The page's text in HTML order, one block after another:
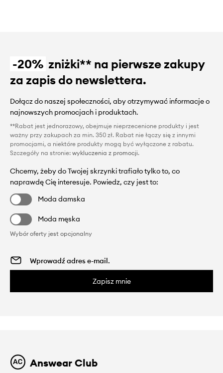
-20% zniżki** na pierwsze zakupy
za zapis do newslettera.
Dołącz do naszej społeczności, aby otrzymywać informacje o
najnowszych promocjach i produktach.
**Rabat jest jednorazowy, obejmuje nieprzecenione produkty i jest
ważny przy zakupach za min. 350 zł. Rabat nie łączy się z innymi
promocjami, a niektóre produkty mogą być wyłączone z rabatu.
Szczegóły na stronie: wykluczenia z promocji.
Chcemy, żeby do Twojej skrzynki trafiało tylko to, co
naprawdę Cię interesuje. Powiedz, czy jest to:
Moda damska
Moda męska
Wybór oferty jest opcjonalny
Zapisz mnie
Answear Club